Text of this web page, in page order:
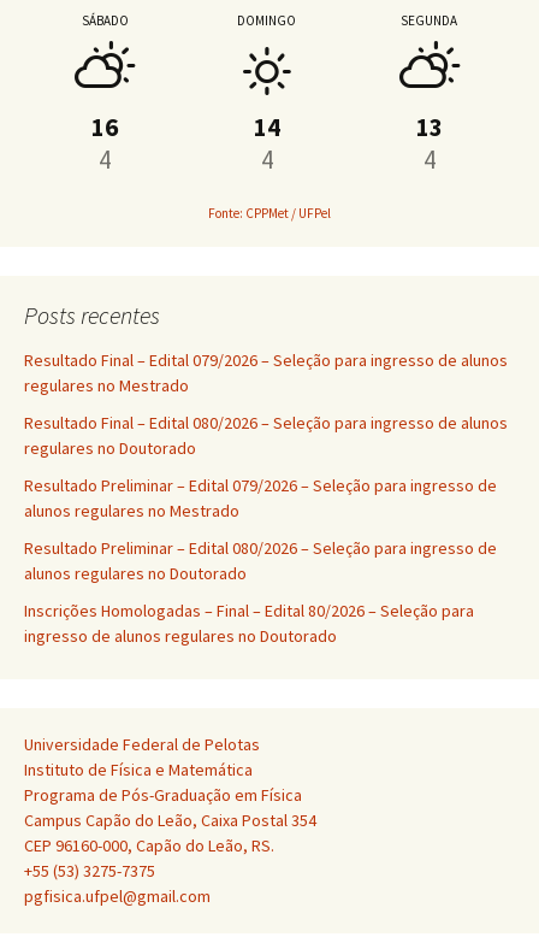
SÁBADO
16
4
DOMINGO
14
4
SEGUNDA
13
4
Fonte: CPPMet / UFPel
Posts recentes
Resultado Final – Edital 079/2026 – Seleção para ingresso de alunos
regulares no Mestrado
Resultado Final – Edital 080/2026 – Seleção para ingresso de alunos
regulares no Doutorado
Resultado Preliminar – Edital 079/2026 – Seleção para ingresso de
alunos regulares no Mestrado
Resultado Preliminar – Edital 080/2026 – Seleção para ingresso de
alunos regulares no Doutorado
Inscrições Homologadas – Final – Edital 80/2026 – Seleção para
ingresso de alunos regulares no Doutorado
Universidade Federal de Pelotas
Instituto de Física e Matemática
Programa de Pós-Graduação em Física
Campus Capão do Leão, Caixa Postal 354
CEP 96160-000, Capão do Leão, RS.
+55 (53) 3275-7375
pgfisica.ufpel@gmail.com